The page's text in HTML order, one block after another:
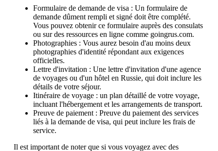
Formulaire de demande de visa : Un formulaire de
demande dûment rempli et signé doit être complété.
Vous pouvez obtenir ce formulaire auprès des consulats
ou sur des ressources en ligne comme goingrus.com.
Photographies : Vous aurez besoin d'au moins deux
photographies d'identité répondant aux exigences
officielles.
Lettre d'invitation : Une lettre d'invitation d'une agence
de voyages ou d'un hôtel en Russie, qui doit inclure les
détails de votre séjour.
Itinéraire de voyage : un plan détaillé de votre voyage,
incluant l'hébergement et les arrangements de transport.
Preuve de paiement : Preuve du paiement des services
liés à la demande de visa, qui peut inclure les frais de
service.
Il est important de noter que si vous voyagez avec des